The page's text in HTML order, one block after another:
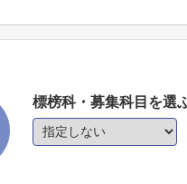
標榜科・募集科目を選